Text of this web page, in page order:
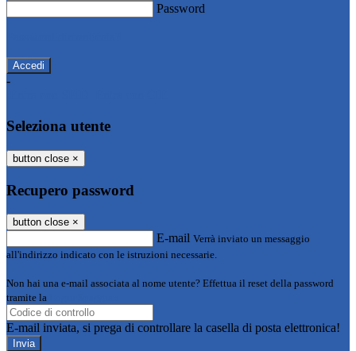
Password
-
Seleziona utente
button close ×
Recupero password
button close ×
E-mail Verrà inviato un messaggio
all'indirizzo indicato con le istruzioni necessarie.
Non hai una e-mail associata al nome utente? Effettua il reset della password
tramite la
E-mail inviata, si prega di controllare la casella di posta elettronica!